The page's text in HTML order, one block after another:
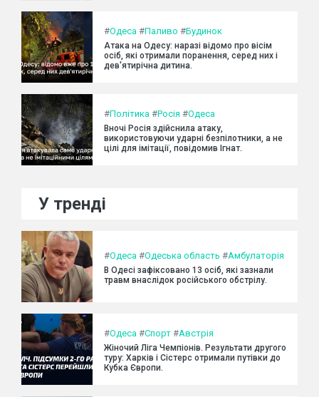
#Одеса #Паливо #Будинок
Атака на Одесу: наразі відомо про вісім
осіб, які отримали поранення, серед них і
дев'ятирічна дитина.
#Політика #Росія #Одеса
Вночі Росія здійснила атаку,
використовуючи ударні безпілотники, а не
цілі для імітації, повідомив Ігнат.
У тренді
#Одеса #Одеська область #Амбулаторія
В Одесі зафіксовано 13 осіб, які зазнали
травм внаслідок російського обстрілу.
#Одеса #Спорт #Австрія
Жіночий Ліга Чемпіонів. Результати другого
туру: Харків і Сістерс отримали путівки до
Кубка Європи.